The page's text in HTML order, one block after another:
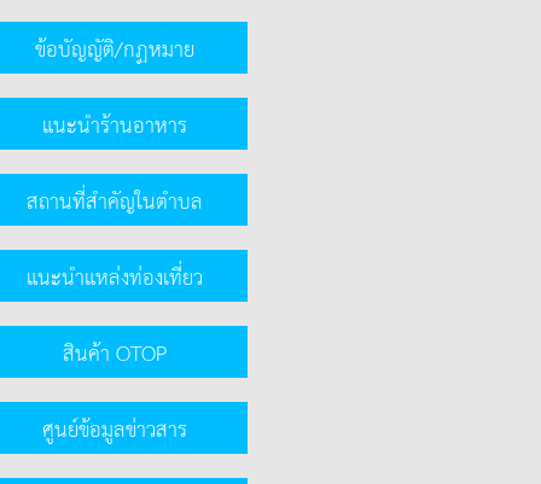
ข้อบัญญัติ/กฏหมาย
แนะนำร้านอาหาร
สถานที่สำคัญในตำบล
แนะนำแหล่งท่องเที่ยว
สินค้า OTOP
ศูนย์ข้อมูลข่าวสาร